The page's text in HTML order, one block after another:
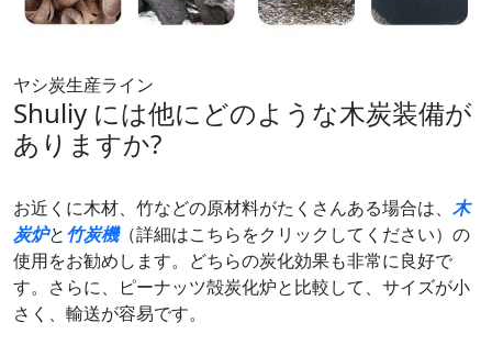
ヤシ炭生産ライン
Shuliy には他にどのような木炭装備が
ありますか?
お近くに木材、竹などの原材料がたくさんある場合は、 木
炭炉と竹炭機（詳細はこちらをクリックしてください）の
使用をお勧めします。どちらの炭化効果も非常に良好で
す。さらに、ピーナッツ殻炭化炉と比較して、サイズが小
さく、輸送が容易です。